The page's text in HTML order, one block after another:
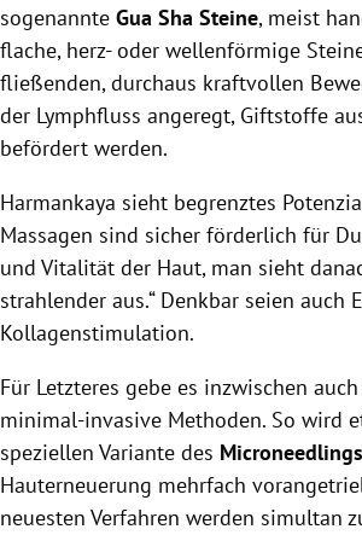
sogenannte Gua Sha Steine, meist
flache, herz- oder wellenförmige
fließenden, durchaus kraftvollen
der Lymphfluss angeregt, Giftstoffe
befördert werden.
Harmankaya sieht begrenztes
Massagen sind sicher förderlich für
und Vitalität der Haut, man sieht
strahlender aus.“ Denkbar seien auch
Kollagenstimulation.
Für Letzteres gebe es inzwischen
minimal-invasive Methoden. So wird
speziellen Variante des Microneedlings
Hauterneuerung mehrfach
neuesten Verfahren werden simultan